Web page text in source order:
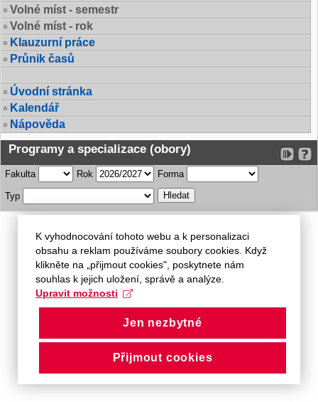
Volné míst - semestr
Volné míst - rok
Klauzurní práce
Průnik časů
Úvodní stránka
Kalendář
Nápověda
Programy a specializace (obory)
Fakulta Rok Forma
Typ
K vyhodnocování tohoto webu a k personalizaci
obsahu a reklam používáme soubory cookies. Když
klikněte na „přijmout cookies", poskytnete nám
souhlas k jejich uložení, správě a analýze.
Upravit možnosti
Jen nezbytné
Přijmout cookies